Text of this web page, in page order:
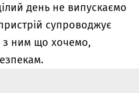
день не випускаємо
супроводжує
з ним що хочемо,